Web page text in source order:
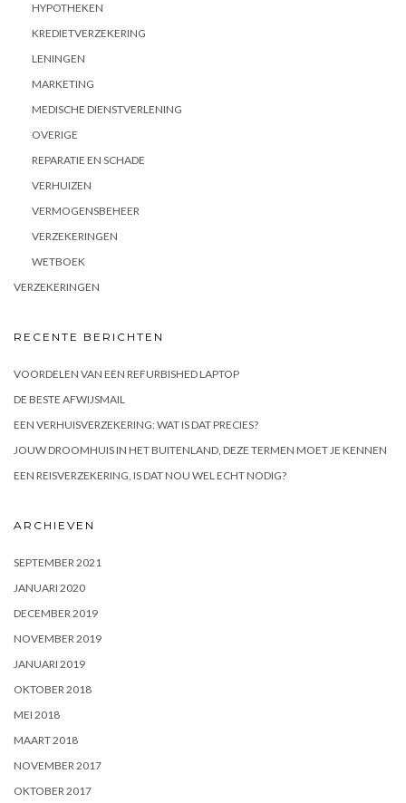
HYPOTHEKEN
KREDIETVERZEKERING
LENINGEN
MARKETING
MEDISCHE DIENSTVERLENING
OVERIGE
REPARATIE EN SCHADE
VERHUIZEN
VERMOGENSBEHEER
VERZEKERINGEN
WETBOEK
VERZEKERINGEN
RECENTE BERICHTEN
VOORDELEN VAN EEN REFURBISHED LAPTOP
DE BESTE AFWIJSMAIL
EEN VERHUISVERZEKERING: WAT IS DAT PRECIES?
JOUW DROOMHUIS IN HET BUITENLAND, DEZE TERMEN MOET JE KENNEN
EEN REISVERZEKERING, IS DAT NOU WEL ECHT NODIG?
ARCHIEVEN
SEPTEMBER 2021
JANUARI 2020
DECEMBER 2019
NOVEMBER 2019
JANUARI 2019
OKTOBER 2018
MEI 2018
MAART 2018
NOVEMBER 2017
OKTOBER 2017